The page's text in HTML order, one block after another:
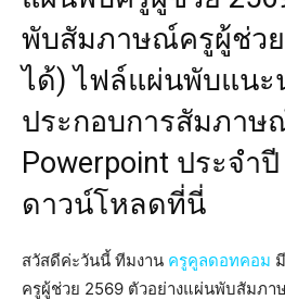
พับสัมภาษณ์ครูผู้ช่ว
ได้) ไฟล์แผ่นพับแนะ
ประกอบการสัมภาษ
Powerpoint ประจำปี
ดาวน์โหลดที่นี่
สวัสดีค่ะวันนี้ ทีมงาน ครูคูลดอทคอม
ครูผู้ช่วย 2569 ตัวอย่างแผ่นพับสัมภ